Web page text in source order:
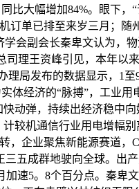
比大幅增加84%。眼下，
单已排至来岁三月；随
会副会长秦卑文认为，
理王资峰引见，本年以
理局发布的数据显示，1
体经济的“脉搏”，工业
动弹，持续出经济稳中
较机通信行业用电增幅
企业聚焦新能源赛道，
五成群地驶向全球。出
速5。8个百分点。秦卑